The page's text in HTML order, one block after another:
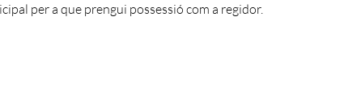
per a que prengui possessió com a regidor.